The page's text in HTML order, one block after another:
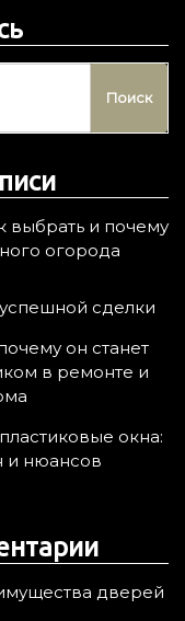
выбрать и почему
огорода
сделки
он станет
в ремонте и
окна:
и нюансов
дверей